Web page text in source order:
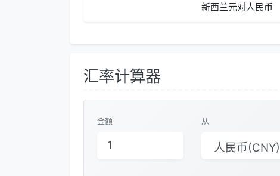
新西兰元对人民币
汇率计算器
金额 从